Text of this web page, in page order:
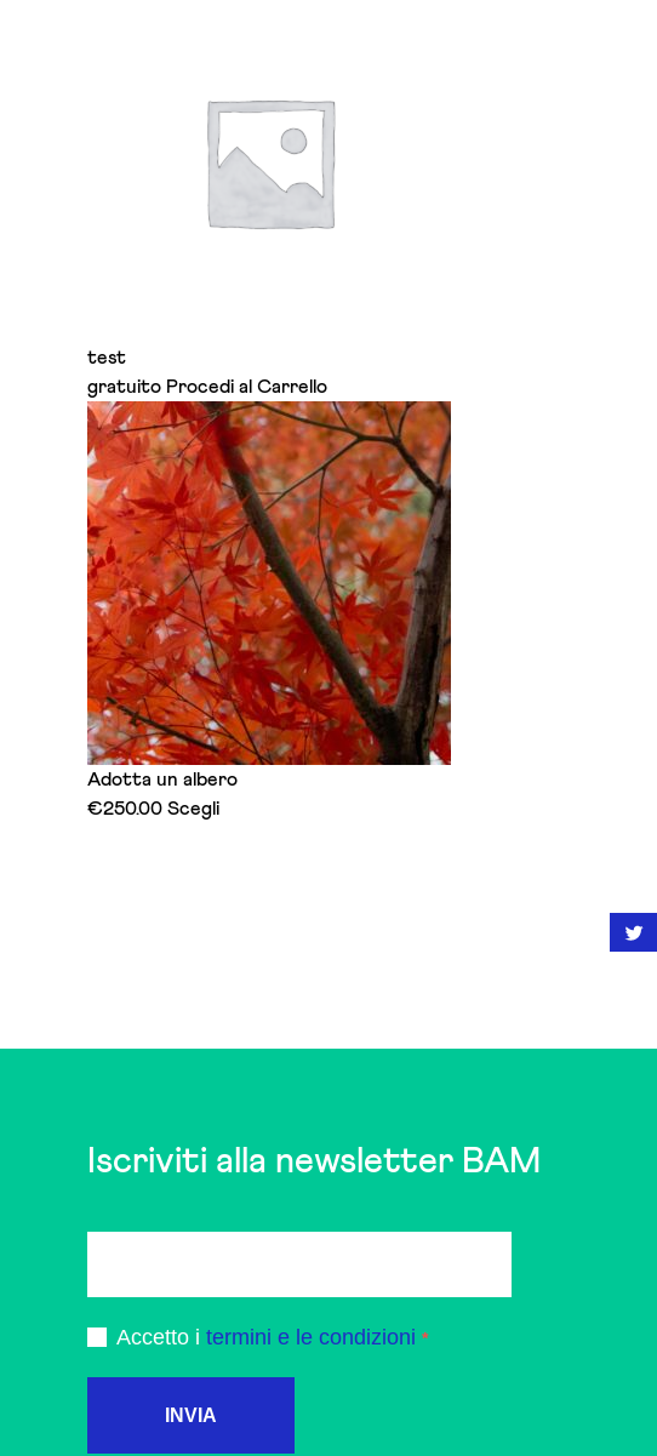
test
gratuito Procedi al Carrello
Adotta un albero
€250.00 ScegliThis
product
Iscriviti alla newsletter BAM
Accetto i termini e le condizioni
INVIA